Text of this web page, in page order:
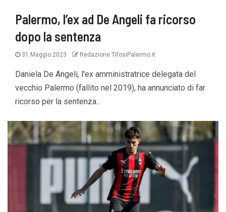
Palermo, l’ex ad De Angeli fa ricorso
dopo la sentenza
31 Maggio 2023 Redazione TifosiPalermo.it
Daniela De Angeli, l'ex amministratrice delegata del
vecchio Palermo (fallito nel 2019), ha annunciato di far
ricorso per la sentenza...